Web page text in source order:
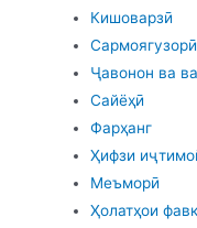
Кишоварзӣ
Сармоягузорӣ
Ҷавонон ва
Сайёҳӣ
Фарҳанг
Ҳифзи
Меъморӣ
Ҳолатҳои